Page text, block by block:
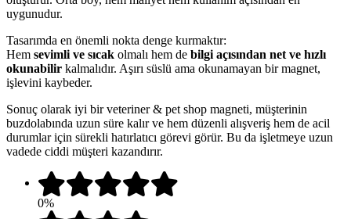
uygunudur.
Tasarımda en önemli nokta denge kurmaktır:
Hem sevimli ve sıcak olmalı hem de bilgi açısından net ve hızlı
okunabilir kalmalıdır. Aşırı süslü ama okunamayan bir magnet,
işlevini kaybeder.
Sonuç olarak iyi bir veteriner & pet shop magneti, müşterinin
buzdolabında uzun süre kalır ve hem düzenli alışveriş hem de acil
durumlar için sürekli hatırlatıcı görevi görür. Bu da işletmeye uzun
vadede ciddi müşteri kazandırır.
0%